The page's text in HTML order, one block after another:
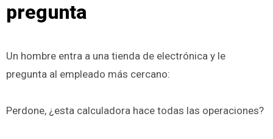
pregunta
Un hombre entra a una tienda de electrónica y le
pregunta al empleado más cercano:
Perdone, ¿esta calculadora hace todas las operaciones?